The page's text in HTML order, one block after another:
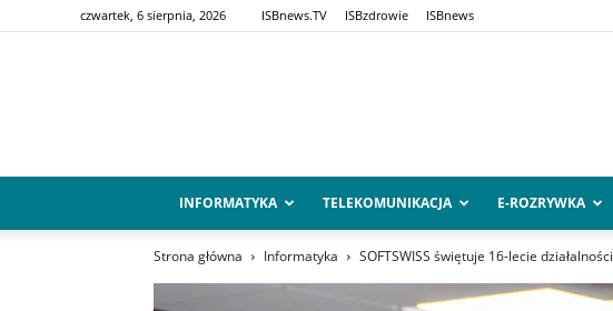
czwartek, 6 sierpnia, 2026 ISBnews.TV ISBzdrowie ISBnews
INFORMATYKA TELEKOMUNIKACJA E-ROZRYWKA
Strona główna Informatyka SOFTSWISS świętuje 16-lecie działalności